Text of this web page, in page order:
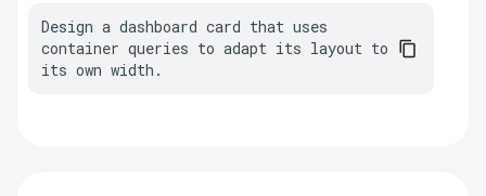
Design a dashboard card that uses
container queries to adapt its layout to
its own width.